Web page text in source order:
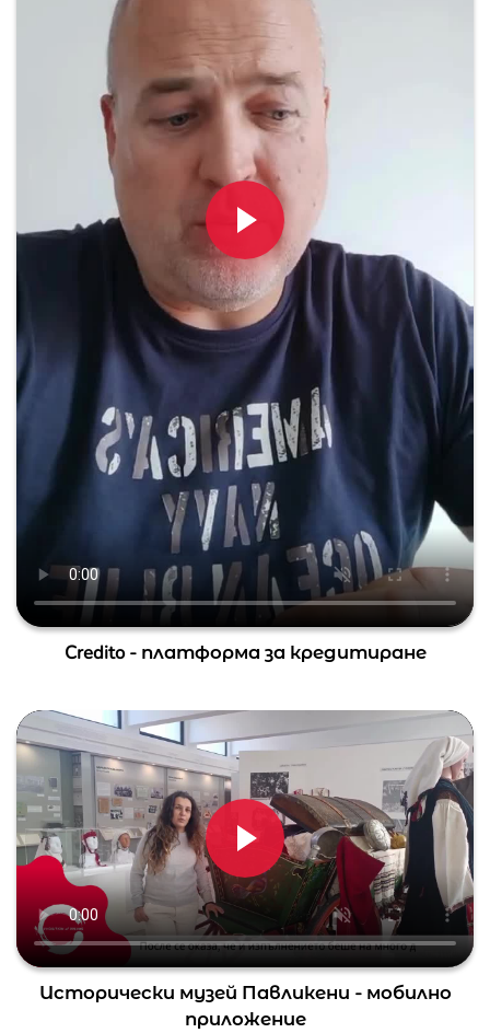
Credito - платформа за кредитиране
Исторически музей Павликени - мобилно
приложение